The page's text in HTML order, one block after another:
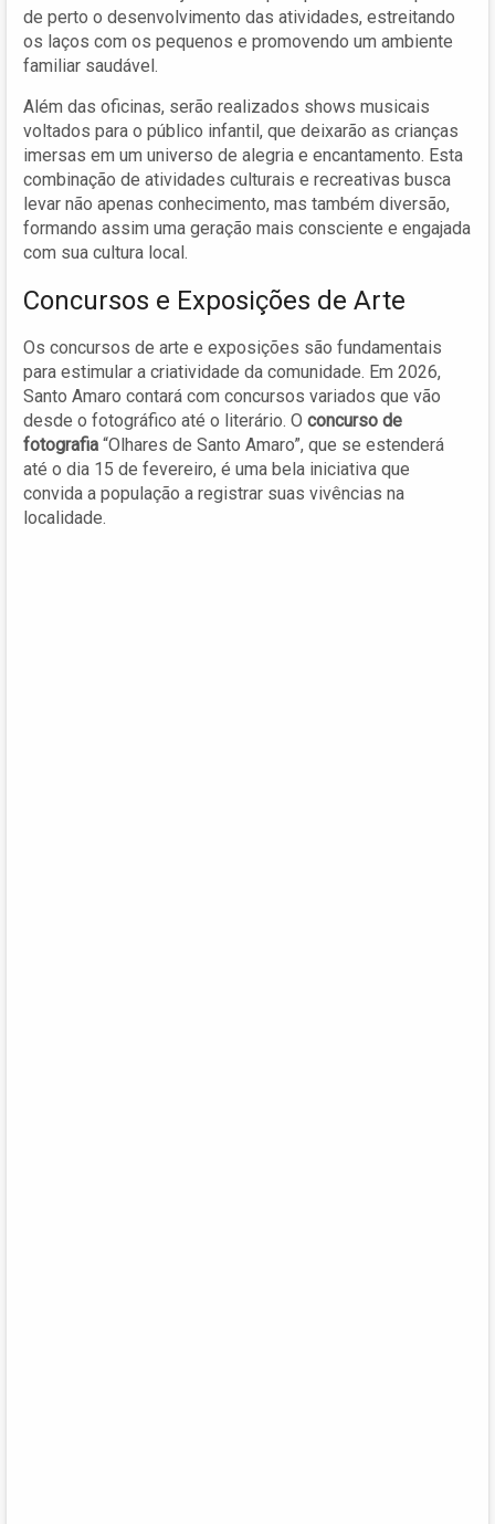
de perto o desenvolvimento das atividades, estreitando
os laços com os pequenos e promovendo um ambiente
familiar saudável.
Além das oficinas, serão realizados shows musicais
voltados para o público infantil, que deixarão as crianças
imersas em um universo de alegria e encantamento. Esta
combinação de atividades culturais e recreativas busca
levar não apenas conhecimento, mas também diversão,
formando assim uma geração mais consciente e engajada
com sua cultura local.
Concursos e Exposições de Arte
Os concursos de arte e exposições são fundamentais
para estimular a criatividade da comunidade. Em 2026,
Santo Amaro contará com concursos variados que vão
desde o fotográfico até o literário. O concurso de
fotografia “Olhares de Santo Amaro”, que se estenderá
até o dia 15 de fevereiro, é uma bela iniciativa que
convida a população a registrar suas vivências na
localidade.